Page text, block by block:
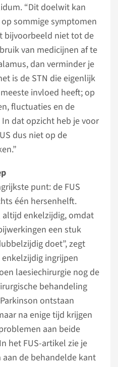
“Dit doelwit kan
sommige symptomen
bijvoorbeeld niet tot de
van medicijnen af te
dan verminder je
is de STN die eigenlijk
invloed heeft; op
fluctuaties en de
dat opzicht heb je voor
dus niet op de
punt: de FUS
één hersenhelft.
altijd enkelzijdig, omdat
een stuk
doet”, zegt
ingrijpen
laesiechirurgie nog de
behandeling
ontstaan
na enige tijd krijgen
aan beide
het FUS-artikel zie je
de behandelde kant